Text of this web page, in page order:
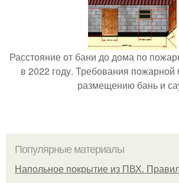
Расстояние от бани до дома по
в 2022 году. Требования пожарной
размещению бань и
Популярные материалы
Напольное покрытие из ПВХ.